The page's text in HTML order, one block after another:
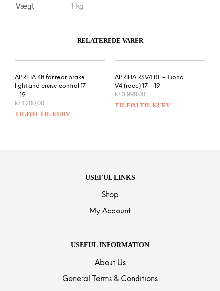
Vægt 1 kg
RELATEREDE VARER
APRILIA Kit for rear brake
light and cruise control 17
– 19
kr.1.200,00
TILFØJ TIL KURV
APRILIA RSV4 RF – Tuono
V4 (race) 17 – 19
kr.3.990,00
TILFØJ TIL KURV
USEFUL LINKS
Shop
My Account
USEFUL INFORMATION
About Us
General Terms & Conditions